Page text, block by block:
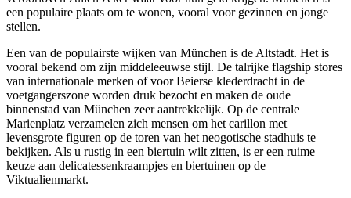
een populaire plaats om te wonen, vooral voor gezinnen en jonge
stellen.
Een van de populairste wijken van München is de Altstadt. Het is
vooral bekend om zijn middeleeuwse stijl. De talrijke flagship stores
van internationale merken of voor Beierse klederdracht in de
voetgangerszone worden druk bezocht en maken de oude
binnenstad van München zeer aantrekkelijk. Op de centrale
Marienplatz verzamelen zich mensen om het carillon met
levensgrote figuren op de toren van het neogotische stadhuis te
bekijken. Als u rustig in een biertuin wilt zitten, is er een ruime
keuze aan delicatessenkraampjes en biertuinen op de
Viktualienmarkt.